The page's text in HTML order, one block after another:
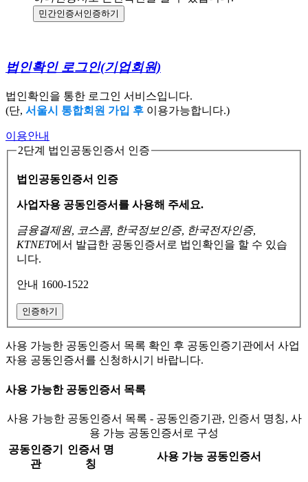
민간인증서 인증하기
법인확인 로그인(기업회원)
법인확인을 통한 로그인 서비스입니다.
(단, 서울시 통합회원 가입 후 이용가능합니다.)
이용안내
2단계 법인공동인증서 인증
법인공동인증서 인증
사업자용 공동인증서를 사용해 주세요.
금융결제원, 코스콤, 한국정보인증, 한국전자인증,
KTNET에서 발급한 공동인증서로 법인확인을 할 수 있습
니다.
안내 1600-1522
인증하기
사용 가능한 공동인증서 목록 확인 후 공동인증기관에서 사업
자용 공동인증서를 신청하시기 바랍니다.
사용 가능한 공동인증서 목록
사용 가능한 공동인증서 목록 - 공동인증기관, 인증서 명칭, 사
용 가능 공동인증서로 구성
공동인증기
관
인증서 명
칭
사용 가능 공동인증서